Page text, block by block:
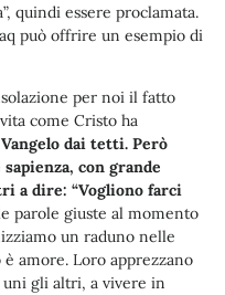
quindi essere proclamata.
può offrire un esempio di
per noi il fatto
come Cristo ha
dai tetti. Però
con grande
a dire: “Vogliono farci
parole giuste al momento
un raduno nelle
amore. Loro apprezzano
uni gli altri, a vivere in